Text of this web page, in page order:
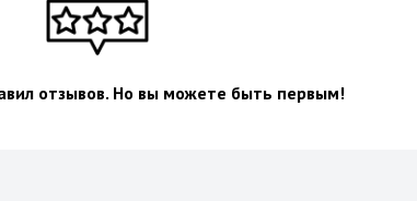
отзывов. Но вы можете быть первым!